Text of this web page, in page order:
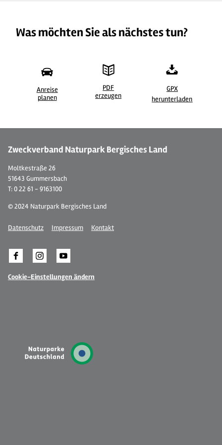
| Maren Pussak / Das Bergische
Was möchten Sie als nächstes tun?
Anreise
planen
PDF
erzeugen
GPX
herunterladen
Zweckverband Naturpark Bergisches Land
Moltkestraße 26
51643 Gummersbach
T: 0 22 61 - 9163100
© 2024 Naturpark Bergisches Land
Datenschutz Impressum Kontakt
Cookie-Einstellungen ändern